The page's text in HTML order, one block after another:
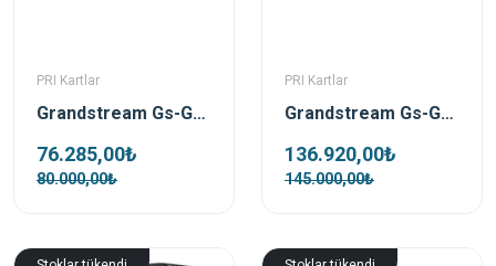
PRI Kartlar
Grandstream Gs-GXW4502 PRI Hat Gateway
76.285,00₺
80.000,00₺
PRI Kartlar
Grandstream Gs-GXW4504 PRI Hat Gateway
136.920,00₺
145.000,00₺